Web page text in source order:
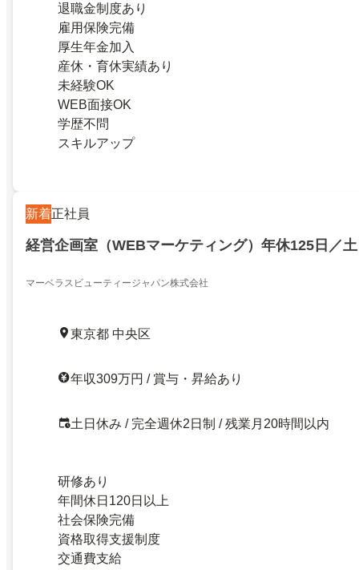
退職金制度あり
雇用保険完備
厚生年金加入
産休・育休実績あり
未経験OK
WEB面接OK
学歴不問
スキルアップ
新着正社員
経営企画室（WEBマーケティング）年休125日／
マーベラスビューティージャパン株式会社
東京都 中央区
年収309万円 / 賞与・昇給あり
土日休み / 完全週休2日制 / 残業月20時間以内
研修あり
年間休日120日以上
社会保険完備
資格取得支援制度
交通費支給